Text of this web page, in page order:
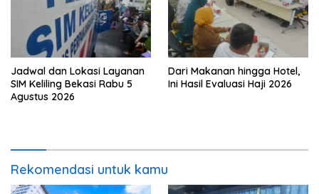
Jadwal dan Lokasi Layanan
SIM Keliling Bekasi Rabu 5
Agustus 2026
Dari Makanan hingga Hotel,
Ini Hasil Evaluasi Haji 2026
Rekomendasi untuk kamu